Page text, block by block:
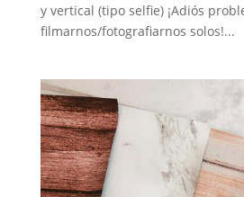
y vertical (tipo selfie) ¡Adiós
filmarnos/fotografiarnos solos!...